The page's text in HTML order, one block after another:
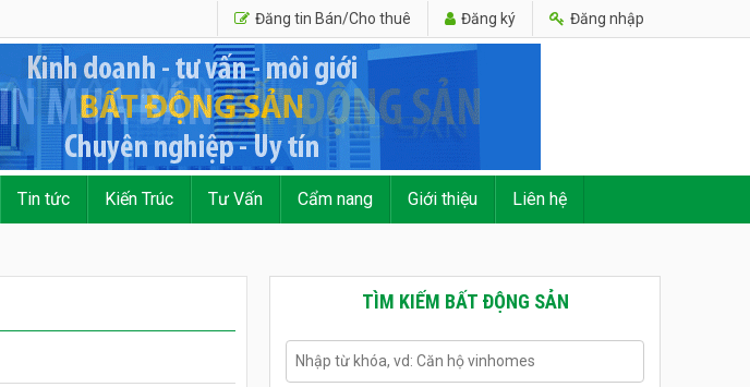
Đăng tin Bán/Cho thuê Đăng ký Đăng nhập
Tin tức Kiến Trúc Tư Vấn Cẩm nang Giới thiệu Liên hệ
TÌM KIẾM BẤT ĐỘNG SẢN